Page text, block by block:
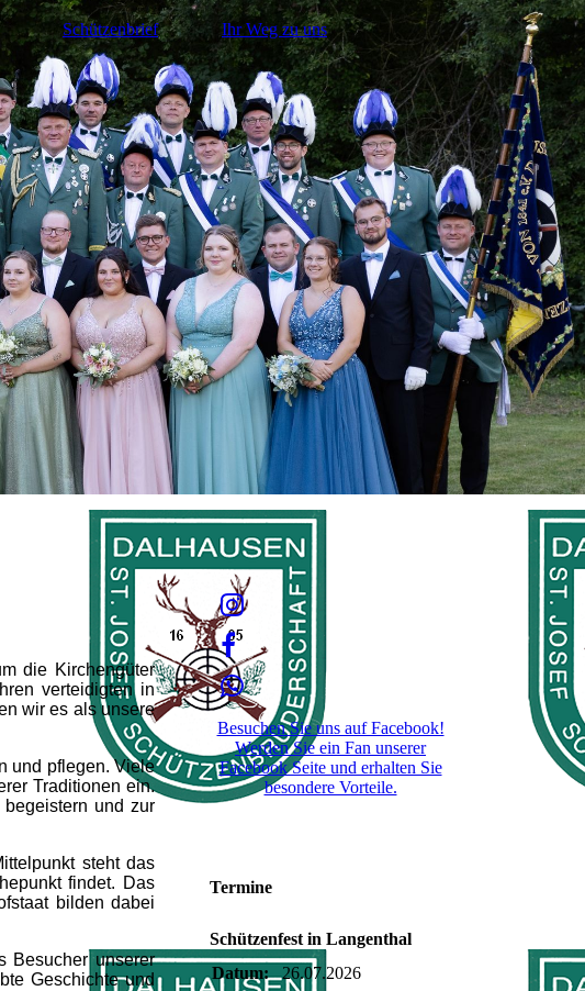
Schützenbrief Ihr Weg zu uns
die Kirchengüter
verteidigten in
wir es als unsere
und pflegen. Viele
Traditionen ein.
und zur
steht das
findet. Das
bilden dabei
Besucher unserer
Geschichte und
Besuchen Sie uns auf Facebook!
Werden Sie ein Fan unserer
Facebook Seite und erhalten Sie
besondere Vorteile.
Termine
Schützenfest in Langenthal
Datum:
26.07.2026